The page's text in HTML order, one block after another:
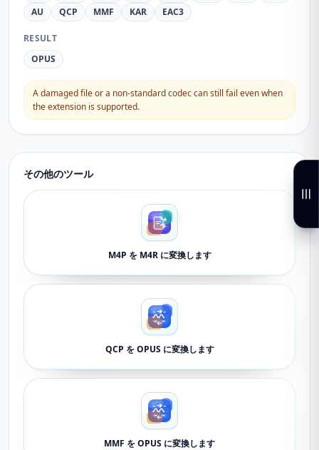
AU
QCP MMF KAR EAC3
RESULT
OPUS
A damaged file or a non-standard codec can still fail even when
the extension is supported.
その他のツール
M4P を M4R に変換します
QCP を OPUS に変換します
MMF を OPUS に変換します